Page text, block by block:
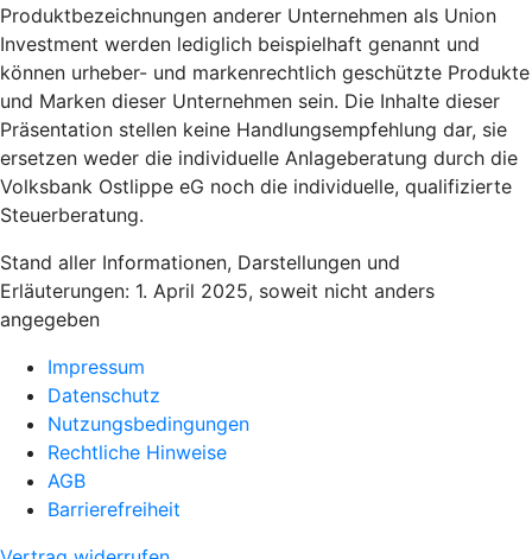
Produktbezeichnungen anderer Unternehmen als Union
Investment werden lediglich beispielhaft genannt und
können urheber- und markenrechtlich geschützte Produkte
und Marken dieser Unternehmen sein. Die Inhalte dieser
Präsentation stellen keine Handlungsempfehlung dar, sie
ersetzen weder die individuelle Anlageberatung durch die
Volksbank Ostlippe eG noch die individuelle, qualifizierte
Steuerberatung.
Stand aller Informationen, Darstellungen und
Erläuterungen: 1. April 2025, soweit nicht anders
angegeben
Impressum
Datenschutz
Nutzungsbedingungen
Rechtliche Hinweise
AGB
Barrierefreiheit